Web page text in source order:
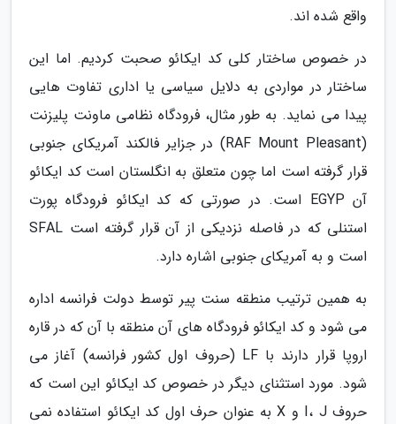
واقع شده اند.
در خصوص ساختار کلی کد ایکائو صحبت کردیم. اما این
ساختار در مواردی به دلایل سیاسی یا اداری تفاوت هایی
پیدا می نماید. به طور مثال، فرودگاه نظامی ماونت پلیزنت
(RAF Mount Pleasant) در جزایر فالکند آمریکای جنوبی
قرار گرفته است اما چون متعلق به انگلستان است کد ایکائو
آن EGYP است. در صورتی که کد ایکائو فرودگاه پورت
استنلی که در فاصله نزدیکی از آن قرار گرفته است SFAL
است و به آمریکای جنوبی اشاره دارد.
به همین ترتیب منطقه سنت پیر توسط دولت فرانسه اداره
می شود و کد ایکائو فرودگاه های آن منطقه با آن که در قاره
اروپا قرار دارند با LF (حروف اول کشور فرانسه) آغاز می
شود. مورد استثنای دیگر در خصوص کد ایکائو این است که
حروف I، J و X به عنوان حرف اول کد ایکائو استفاده نمی